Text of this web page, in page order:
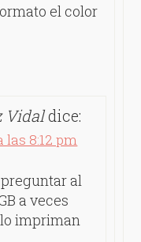
el color
Vidaldice:
las 8:12 pm
al
a veces
impriman